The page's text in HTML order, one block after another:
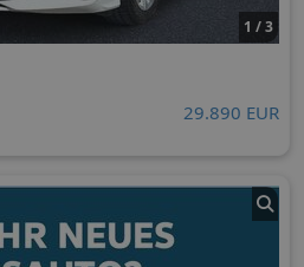
1 / 3
29.890 EUR